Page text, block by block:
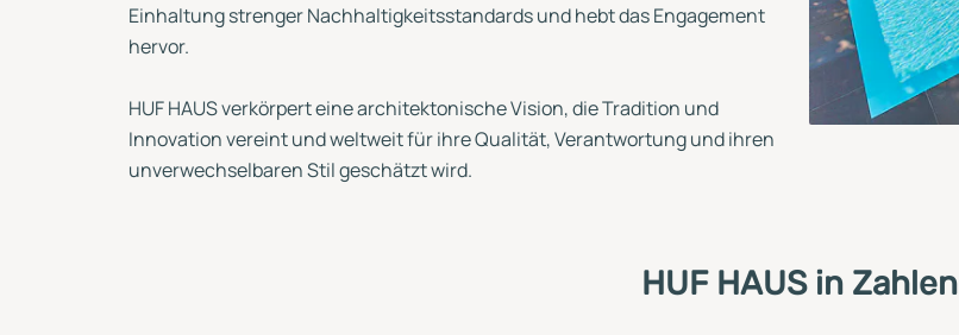
Einhaltung strenger Nachhaltigkeitsstandards und hebt das Engagement
hervor.
HUF HAUS verkörpert eine architektonische Vision, die Tradition und
Innovation vereint und weltweit für ihre Qualität, Verantwortung und ihren
unverwechselbaren Stil geschätzt wird.
HUF HAUS in Zahlen